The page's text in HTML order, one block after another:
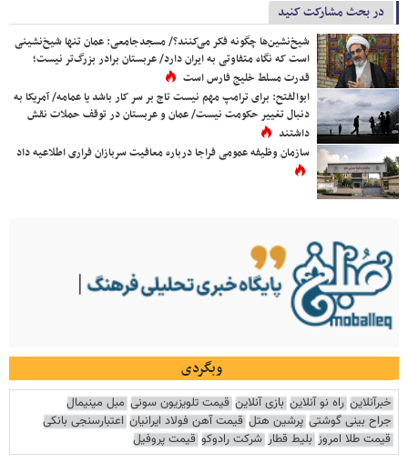
در بحث مشارکت کنید
شیخ‌نشین‌ها چگونه فکر می‌کنند؟/ مسجدجامعی: عمان تنها شیخ‌نشینی
است که نگاه متفاوتی به ایران دارد/ عربستان برادر بزرگ‌تر نیست؛
قدرت مسلط خلیج فارس است
ابوالفتح: برای ترامپ مهم نیست تاج بر سر کار باشد یا عمامه/ آمریکا به
دنبال تغییر حکومت نیست/ عمان و عربستان در توقف حملات نقش
داشتند
سازمان وظیفه عمومی فراجا درباره معافیت سربازان فراری اطلاعیه داد
وبگردی
خبرآنلاین راه نو آنلاین بازی آنلاین قیمت تلویزیون سونی مبل مینیمال
جراح بینی گوشتی پرشین هتل قیمت آهن فولاد ایرانیان اعتبارسنجی بانکی
قیمت طلا امروز بلیط قطار شرکت رادوکو قیمت پروفیل